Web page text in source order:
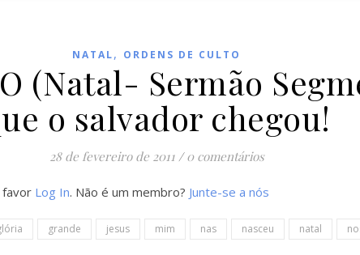
NATAL, ORDENS DE CULTO
(Natal- Sermão
o salvador chegou!
28 de fevereiro de 2011 / 0 comentários
favor Log In. Não é um membro? Junte-se a nós
grande jesus mim nas nasceu natal